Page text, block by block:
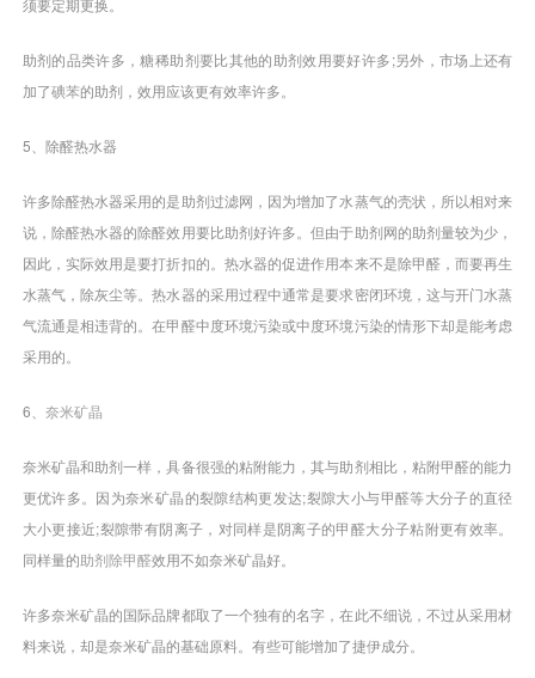
须要定期更换。
助剂的品类许多，糖稀助剂要比其他的助剂效用要好许多;另外，市场上还有
加了碘苯的助剂，效用应该更有效率许多。
5、除醛热水器
许多除醛热水器采用的是助剂过滤网，因为增加了水蒸气的壳状，所以相对来
说，除醛热水器的除醛效用要比助剂好许多。但由于助剂网的助剂量较为少，
因此，实际效用是要打折扣的。热水器的促进作用本来不是除甲醛，而要再生
水蒸气，除灰尘等。热水器的采用过程中通常是要求密闭环境，这与开门水蒸
气流通是相违背的。在甲醛中度环境污染或中度环境污染的情形下却是能考虑
采用的。
6、 奈米矿晶
奈米矿晶和助剂一样，具备很强的粘附能力，其与助剂相比，粘附甲醛的能力
更优许多。因为奈米矿晶的裂隙结构更发达;裂隙大小与甲醛等大分子的直径
大小更接近;裂隙带有阴离子，对同样是阴离子的甲醛大分子粘附更有效率。
同样量的助剂除甲醛效用不如奈米矿晶好。
许多奈米矿晶的国际品牌都取了一个独有的名字，在此不细说，不过从采用材
料来说，却是奈米矿晶的基础原料。有些可能增加了捷伊成分。